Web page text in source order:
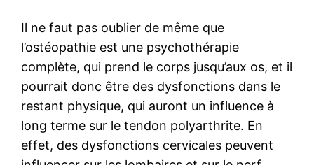
Il ne faut pas oublier de même que
l’ostéopathie est une psychothérapie
complète, qui prend le corps jusqu’aux os, et il
pourrait donc être des dysfonctions dans le
restant physique, qui auront un influence à
long terme sur le tendon polyarthrite. En
effet, des dysfonctions cervicales peuvent